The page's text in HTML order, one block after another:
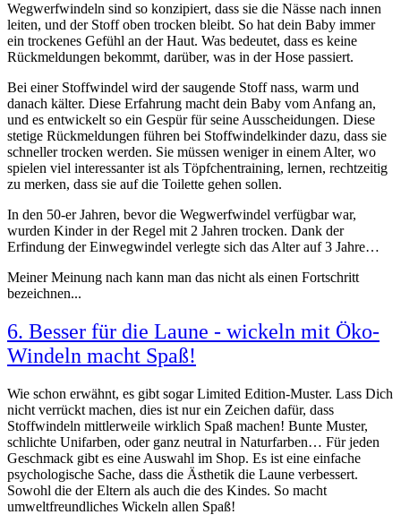
Wegwerfwindeln sind so konzipiert, dass sie die Nässe nach innen
leiten, und der Stoff oben trocken bleibt. So hat dein Baby immer
ein trockenes Gefühl an der Haut. Was bedeutet, dass es keine
Rückmeldungen bekommt, darüber, was in der Hose passiert.
Bei einer Stoffwindel wird der saugende Stoff nass, warm und
danach kälter. Diese Erfahrung macht dein Baby vom Anfang an,
und es entwickelt so ein Gespür für seine Ausscheidungen. Diese
stetige Rückmeldungen führen bei Stoffwindelkinder dazu, dass sie
schneller trocken werden. Sie müssen weniger in einem Alter, wo
spielen viel interessanter ist als Töpfchentraining, lernen, rechtzeitig
zu merken, dass sie auf die Toilette gehen sollen.
In den 50-er Jahren, bevor die Wegwerfwindel verfügbar war,
wurden Kinder in der Regel mit 2 Jahren trocken. Dank der
Erfindung der Einwegwindel verlegte sich das Alter auf 3 Jahre…
Meiner Meinung nach kann man das nicht als einen Fortschritt
bezeichnen...
6. Besser für die Laune - wickeln mit Öko-
Windeln macht Spaß!
Wie schon erwähnt, es gibt sogar Limited Edition-Muster. Lass Dich
nicht verrückt machen, dies ist nur ein Zeichen dafür, dass
Stoffwindeln mittlerweile wirklich Spaß machen! Bunte Muster,
schlichte Unifarben, oder ganz neutral in Naturfarben… Für jeden
Geschmack gibt es eine Auswahl im Shop. Es ist eine einfache
psychologische Sache, dass die Ästhetik die Laune verbessert.
Sowohl die der Eltern als auch die des Kindes. So macht
umweltfreundliches Wickeln allen Spaß!